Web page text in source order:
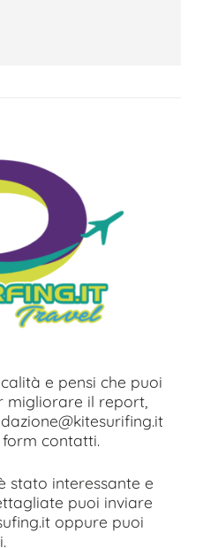
e pensi che puoi
il report,
contatti.
stato interessante e
puoi inviare
oppure puoi